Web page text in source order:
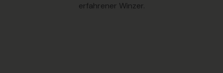
erfahrener Winzer.